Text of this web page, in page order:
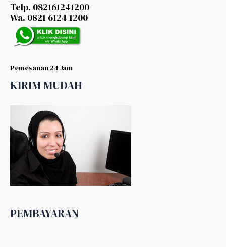
Telp. 082161241200
Wa. 0821 6124 1200
Pemesanan 24 Jam
KIRIM MUDAH
PEMBAYARAN